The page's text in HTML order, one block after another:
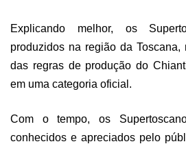
Explicando melhor, os
produzidos na região da
das regras de produção do
em uma categoria oficial.
Com o tempo, os
conhecidos e apreciados pelo